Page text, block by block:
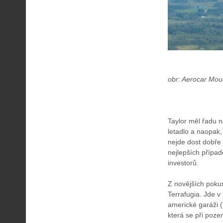
obr: Aerocar
Taylor měl řadu
letadlo a
nejde dost
nejlepších
investorů.
Z novějších
Terrafugia. Jde
americké garáži
která se při